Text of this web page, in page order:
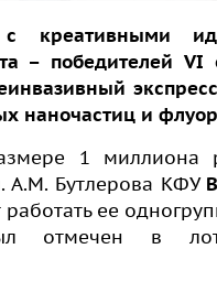
креативными
– победителей VI
наночастиц и
1 миллиона
А.М. Бутлерова КФУ
ее
отмечен в